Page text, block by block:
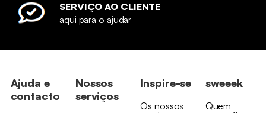
SERVIÇO AO CLIENTE
aqui para o ajudar
Ajuda e
contacto
Nossos
serviços
Inspire-se
Os nossos
sweeek
Quem